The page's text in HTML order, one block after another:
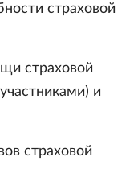
страховой
страховой
и
страховой